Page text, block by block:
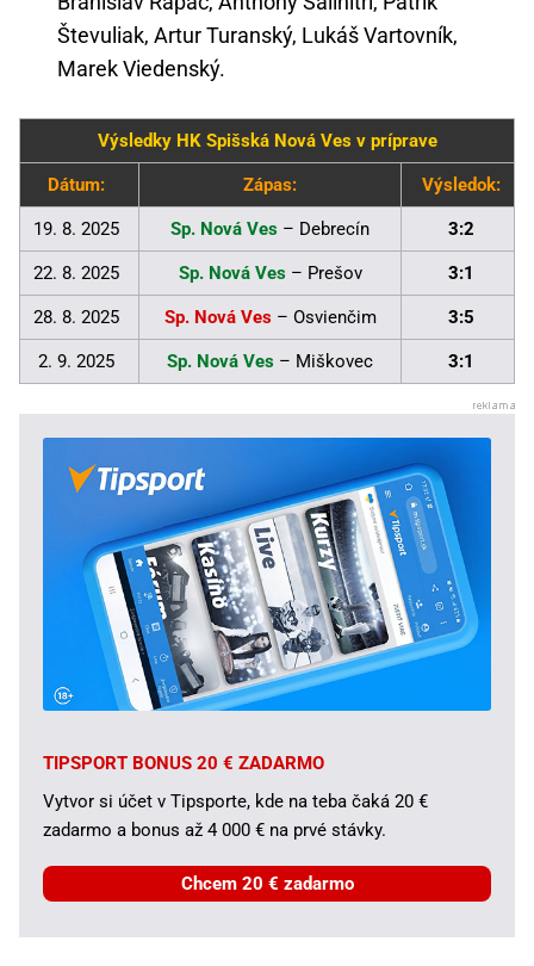
Števuliak, Artur Turanský, Lukáš Vartovník,
Marek Viedenský.
Výsledky HK Spišská Nová Ves v príprave
Dátum: Zápas: Výsledok:
19. 8. 2025 Sp. Nová Ves – Debrecín 3:2
22. 8. 2025 Sp. Nová Ves– Prešov 3:1
28. 8. 2025 Sp. Nová Ves– Osvienčim 3:5
2. 9. 2025 Sp. Nová Ves – Miškovec 3:1
TIPSPORT BONUS 20 € ZADARMO
Vytvor si účet v Tipsporte, kde na teba čaká 20 €
zadarmo a bonus až 4 000 € na prvé stávky.
Chcem 20 € zadarmo